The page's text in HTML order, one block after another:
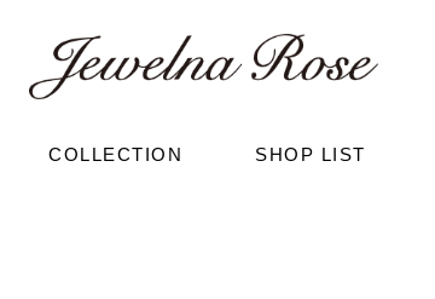
COLLECTION SHOP LIST